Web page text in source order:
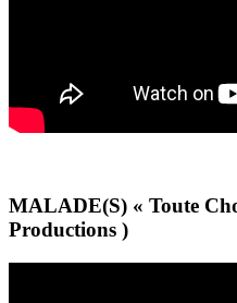
MALADE(S) « Toute
Productions )